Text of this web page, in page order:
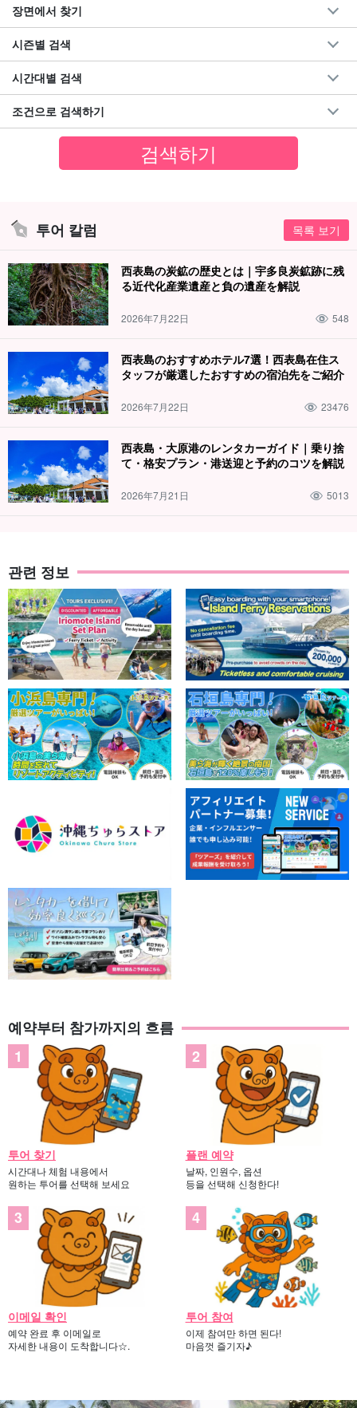
장면에서 찾기
시즌별 검색
시간대별 검색
조건으로 검색하기
투어 칼럼 목록 보기
西表島の炭鉱の歴史とは｜宇多良炭鉱跡に残
る近代化産業遺産と負の遺産を解説
2026年7月22日 548
西表島のおすすめホテル7選！西表島在住ス
タッフが厳選したおすすめの宿泊先をご紹介
2026年7月22日 23476
西表島・大原港のレンタカーガイド｜乗り捨
て・格安プラン・港送迎と予約のコツを解説
2026年7月21日 5013
관련 정보
예약부터 참가까지의 흐름
투어 찾기
시간대나 체험 내용에서
원하는 투어를 선택해 보세요
플랜 예약
날짜, 인원수, 옵션
등을 선택해 신청한다!
이메일 확인
예약 완료 후 이메일로
자세한 내용이 도착합니다☆.
투어 참여
이제 참여만 하면 된다!
마음껏 즐기자♪